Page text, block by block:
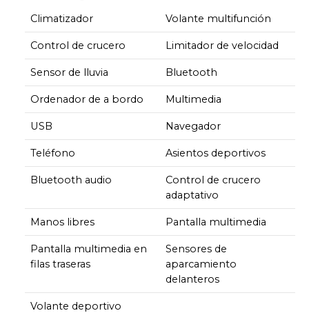
Climatizador Volante multifunción
Control de crucero Limitador de velocidad
Sensor de lluvia Bluetooth
Ordenador de a bordo Multimedia
USB Navegador
Teléfono Asientos deportivos
Bluetooth audio
Control de crucero
adaptativo
Manos libres Pantalla multimedia
Pantalla multimedia en
filas traseras
Sensores de
aparcamiento
delanteros
Volante deportivo